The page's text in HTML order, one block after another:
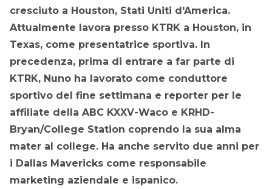
cresciuto a Houston, Stati Uniti d'America.
Attualmente lavora presso KTRK a Houston, in
Texas, come presentatrice sportiva. In
precedenza, prima di entrare a far parte di
KTRK, Nuno ha lavorato come conduttore
sportivo del fine settimana e reporter per le
affiliate della ABC KXXV-Waco e KRHD-
Bryan/College Station coprendo la sua alma
mater al college. Ha anche servito due anni per
i Dallas Mavericks come responsabile
marketing aziendale e ispanico.